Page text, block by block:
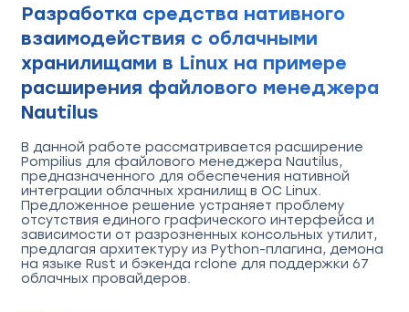
Разработка средства нативного
взаимодействия с облачными
хранилищами в Linux на примере
расширения файлового менеджера
Nautilus
В данной работе рассматривается расширение
Pompilius для файлового менеджера Nautilus,
предназначенного для обеспечения нативной
интеграции облачных хранилищ в ОС Linux.
Предложенное решение устраняет проблему
отсутствия единого графического интерфейса и
зависимости от разрозненных консольных утилит,
предлагая архитектуру из Python-плагина, демона
на языке Rust и бэкенда rclone для поддержки 67
облачных провайдеров.